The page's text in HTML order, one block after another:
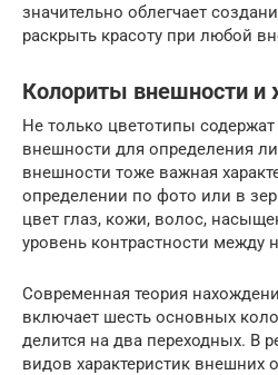
значительно облегчает
раскрыть красоту при любой
Колориты внешности и
Не только цветотипы
внешности для определения
внешности тоже важная
определении по фото или в
цвет глаз, кожи, волос,
уровень контрастности между
Современная теория
включает шесть основных
делится на два переходных. В
видов характеристик внешних